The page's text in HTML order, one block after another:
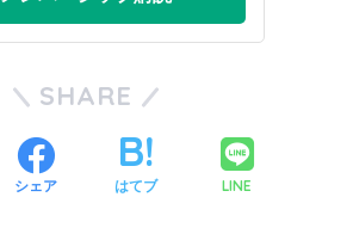
SHARE
シェア はてブ LINE